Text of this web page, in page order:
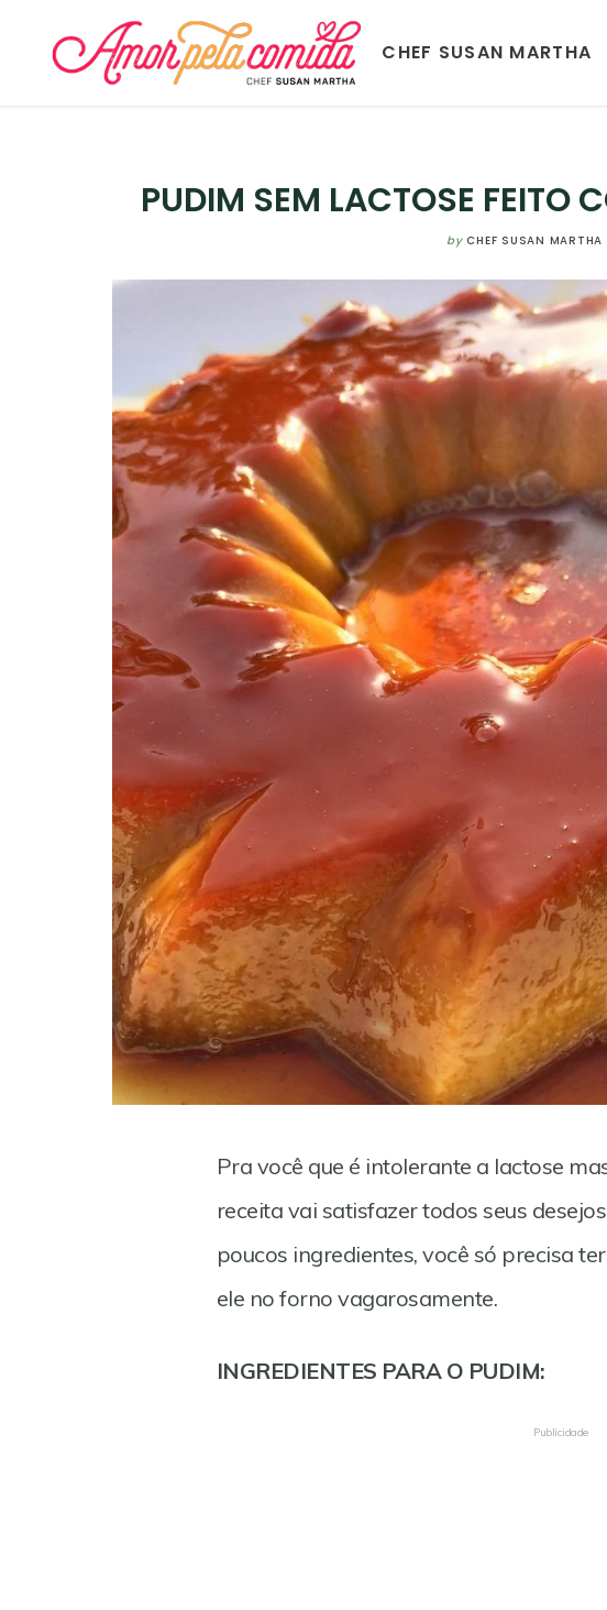
CHEF SUSAN MARTHA
PUDIM SEM LACTOSE FEITO
by CHEF SUSAN MARTHA
Pra você que é intolerante a lactose
receita vai satisfazer todos seus
poucos ingredientes, você só precisa
ele no forno vagarosamente.
INGREDIENTES PARA O PUDIM:
Publicidade